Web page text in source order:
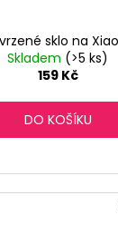
sklo na
Skladem (>5 ks)
159 Kč
DO KOŠÍKU